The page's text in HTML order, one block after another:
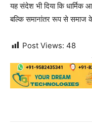
यह संदेश भी दिया कि धार्मिक
बल्कि समानांतर रूप से समाज
Post Views: 48